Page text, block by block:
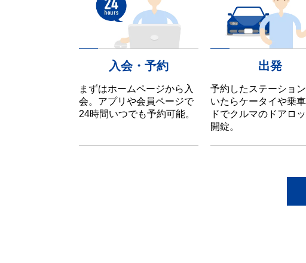
入会・予約
まずはホームページから入
会。アプリや会員ページで
24時間いつでも予約可能。
出発
予約したステーショ
いたらケータイや乗
ドでクルマのドアロ
開錠。